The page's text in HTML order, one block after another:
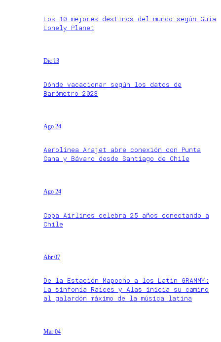
Los 10 mejores destinos del mundo según Guía
Lonely Planet
Dic 13
Dónde vacacionar según los datos de
Barómetro 2023
Ago 24
Aerolínea Arajet abre conexión con Punta
Cana y Bávaro desde Santiago de Chile
Ago 24
Copa Airlines celebra 25 años conectando a
Chile
Abr 07
De la Estación Mapocho a los Latin GRAMMY:
La sinfonía Raíces y Alas inicia su camino
al galardón máximo de la música latina
Mar 04